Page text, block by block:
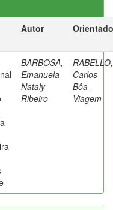
Autor
BARBOSA,
Emanuela
Nataly
Ribeiro
RABELLO,
Carlos
Bôa-
Viagem